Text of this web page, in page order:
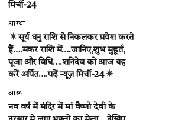
मिर्ची-24
आस्था
सूर्य धनु राशि से निकलकर प्रवेश करते
हैं….मकर राशि में….जानिए,शुभ मुहूर्त,
पूजा और विधि….शनिदेव को आज यह
करें अर्पित….पढ़ें न्यूज़ मिर्ची-24
आस्था
नव वर्ष में मंदिर में मां वैष्णो देवी के